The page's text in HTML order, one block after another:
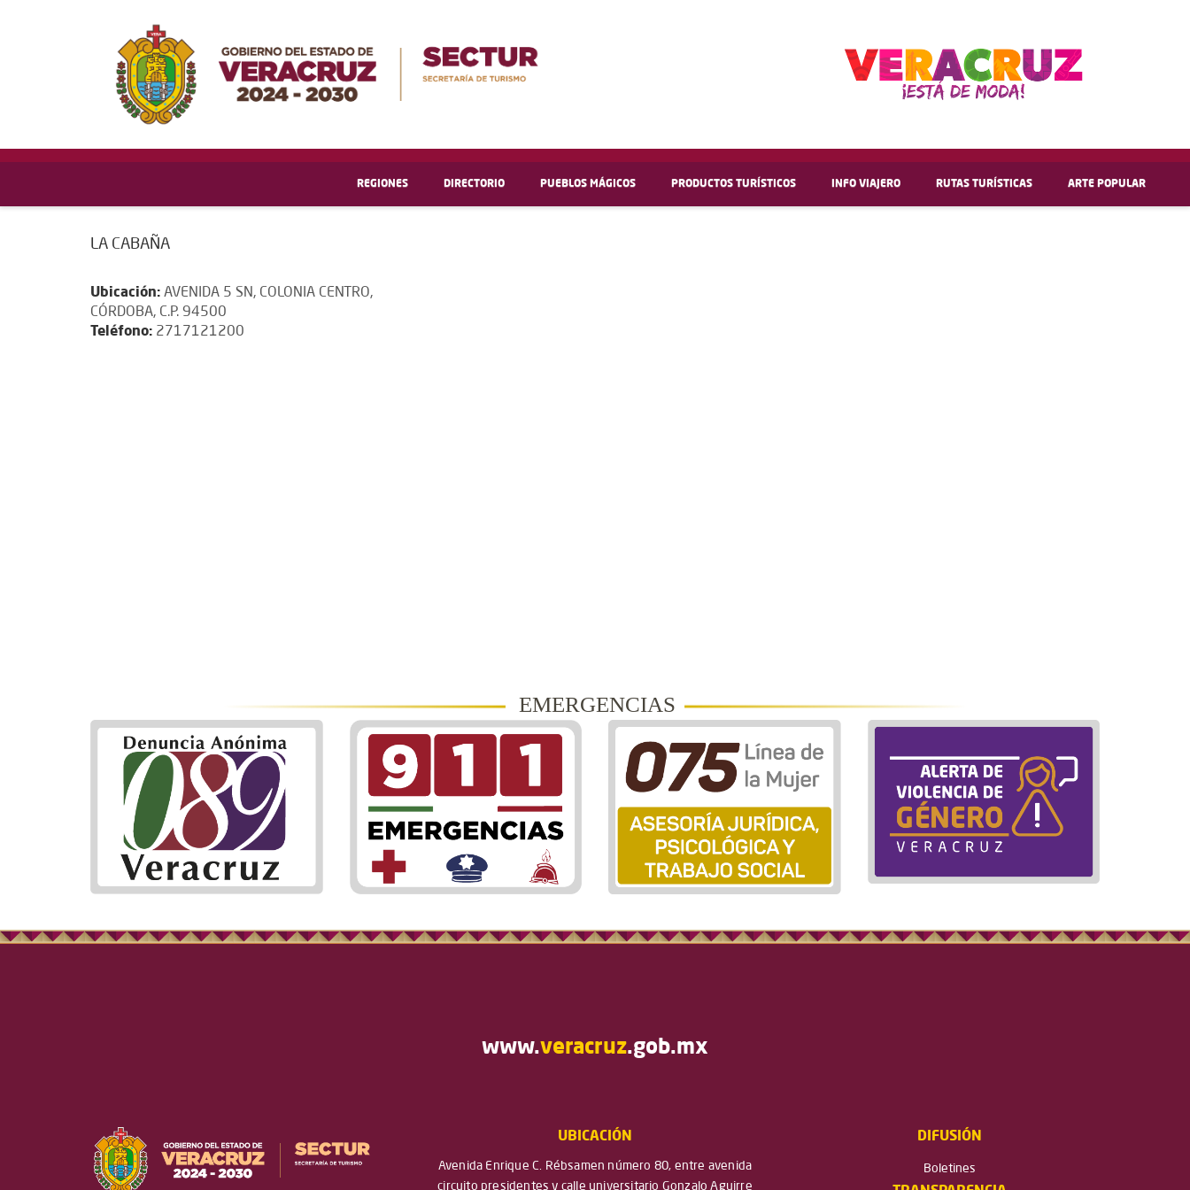
REGIONES DIRECTORIO PUEBLOS MÁGICOS PRODUCTOS TURÍSTICOS INFO VIAJERO RUTAS TURÍSTICAS ARTE POPULAR
LA CABAÑA
Ubicación: AVENIDA 5 SN, COLONIA CENTRO,
CÓRDOBA, C.P. 94500
Teléfono: 2717121200
EMERGENCIAS
www.veracruz.gob.mx
UBICACIÓN
Avenida Enrique C. Rébsamen número 80, entre avenida
circuito presidentes y calle universitario Gonzalo Aguirre
DIFUSIÓN
Boletines